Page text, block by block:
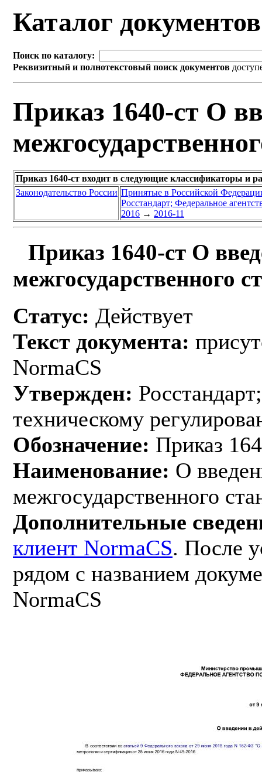
Каталог
Поиск по каталогу:
Реквизитный и полнотекстовый поиск документов
Приказ 1640-ст О
Приказ 1640-ст входит в следующие классификаторы и
Законодательство России Принятые в Российской
Росстандарт; Федеральное
2016 → 2016-11
Приказ 1640-ст О
межгосударственного
Статус: Действует
Текст документа:
NormaCS
Утвержден:
техническому
Обозначение: Приказ
Наименование: О
межгосударственного
Дополнительные
клиент NormaCS. После
рядом с названием
NormaCS